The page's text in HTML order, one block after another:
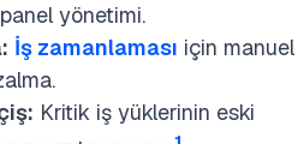
yönetimi.
İş zamanlaması için manuel
Kritik iş yüklerinin eski